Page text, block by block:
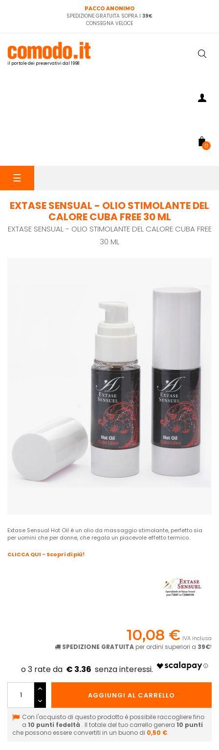
PACCO ANONIMO
SPEDIZIONE GRATUITA SOPRA I 39€
CONSEGNA VELOCE
il portale dei preservativi dal 1998
0
navigazione
☰
EXTASE SENSUAL - OLIO STIMOLANTE DEL
CALORE CUBA FREE 30 ML
EXTASE SENSUAL - OLIO STIMOLANTE DEL CALORE CUBA FREE
30 ML
Extase Sensual Hot Oil è un olio da massaggio stimolante, perfetto sia
per uomini che per donne, che regala un piacevole effetto termico.
CLICCA QUI - Scopri di più!
10,08 € IVA inclusa
SPEDIZIONE GRATUITA per ordini superiori a 39€!
€ 3.36
AGGIUNGI AL CARRELLO
Con l'acquisto di questo prodotto è possibile raccogliere fino
a 10 punti fedeltà . Il totale del tuo carrello genera 10 punti
che possono essere convertiti in un buono di 0,50 €.